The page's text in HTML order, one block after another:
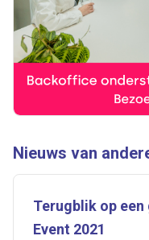
Nieuws van
Terugblik op
Event 2021